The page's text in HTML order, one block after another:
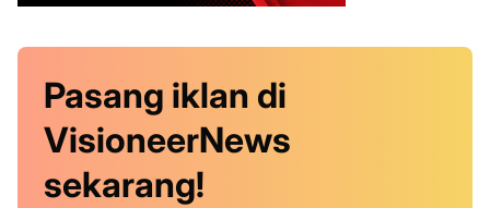
Pasang iklan di
VisioneerNews
sekarang!